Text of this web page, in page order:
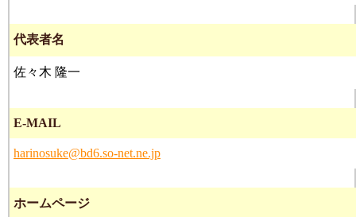
代表者名
佐々木 隆一
E-MAIL
harinosuke@bd6.so-net.ne.jp
ホームページ